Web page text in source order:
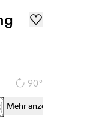
90°
Mehr anzeigen